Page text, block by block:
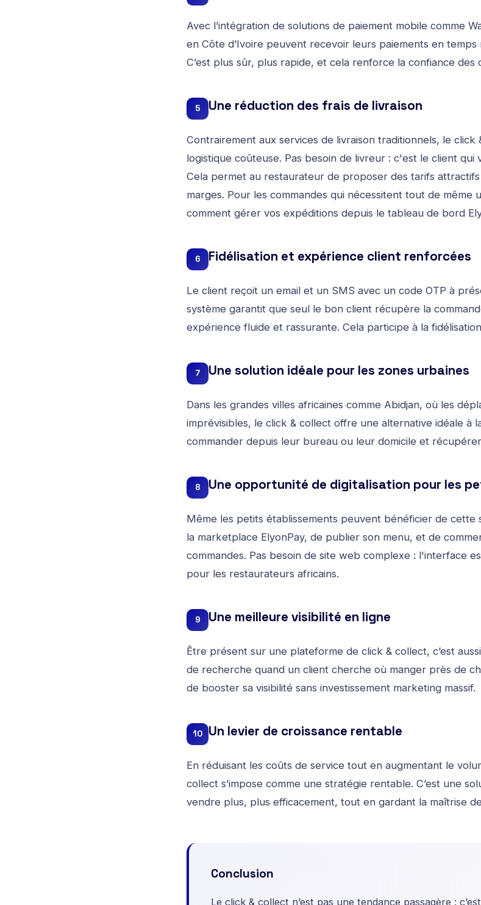
Avec l’intégration de solutions de paiement mobile comme
en Côte d’Ivoire peuvent recevoir leurs paiements en temps
C’est plus sûr, plus rapide, et cela renforce la confiance des
5 Une réduction des frais de livraison
Contrairement aux services de livraison traditionnels, le click
logistique coûteuse. Pas besoin de livreur : c'est le client qui
Cela permet au restaurateur de proposer des tarifs
marges. Pour les commandes qui nécessitent tout de même
comment gérer vos expéditions depuis le tableau de bord
6 Fidélisation et expérience client renforcées
Le client reçoit un email et un SMS avec un code OTP à
système garantit que seul le bon client récupère la
expérience fluide et rassurante. Cela participe à la
7 Une solution idéale pour les zones urbaines
Dans les grandes villes africaines comme Abidjan, où les
imprévisibles, le click & collect offre une alternative idéale à
commander depuis leur bureau ou leur domicile et
8 Une opportunité de digitalisation pour les
Même les petits établissements peuvent bénéficier de cette
la marketplace ElyonPay, de publier son menu, et de
commandes. Pas besoin de site web complexe : l'interface
pour les restaurateurs africains.
9 Une meilleure visibilité en ligne
Être présent sur une plateforme de click & collect, c’est
de recherche quand un client cherche où manger près de
de booster sa visibilité sans investissement marketing massif.
10 Un levier de croissance rentable
En réduisant les coûts de service tout en augmentant le
collect s’impose comme une stratégie rentable. C’est une
vendre plus, plus efficacement, tout en gardant la maîtrise
Conclusion
Le click & collect n’est pas une tendance passagère :